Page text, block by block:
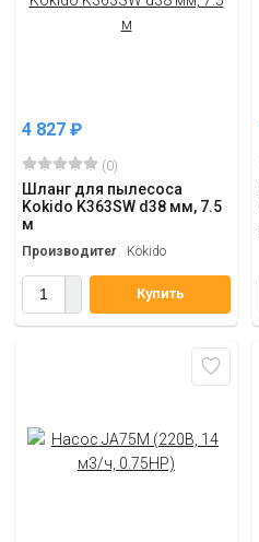
4 827 ₽
(0)
Шланг для пылесоса
Kokido K363SW d38 мм, 7.5
м
Производитель Kokido
Купить